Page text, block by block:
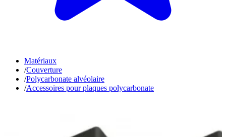
Matériaux
/Couverture
/Polycarbonate alvéolaire
/Accessoires pour plaques polycarbonate